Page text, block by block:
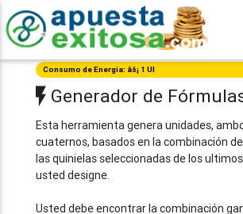
Consumo de Energia: âš¡ 1 UI
Generador de
Esta herramienta genera unidades,
cuaternos, basados en la combinación
las quinielas seleccionadas de los
usted designe.
Usted debe encontrar la combinación